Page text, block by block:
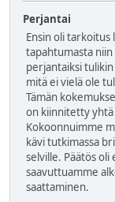
Perjantai
Ensin oli
tapahtumasta
perjantaiksi
mitä ei vielä ole
Tämän
on kiinnitetty yhtä
Kokoonnuimme
kävi tutkimassa
selville. Päätös oli
saavuttuamme
saattaminen.